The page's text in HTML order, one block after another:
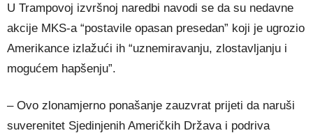
U Trampovoj izvršnoj naredbi navodi se da su nedavne
akcije MKS-a “postavile opasan presedan” koji je ugrozio
Amerikance izlažući ih “uznemiravanju, zlostavljanju i
mogućem hapšenju”.
– Ovo zlonamjerno ponašanje zauzvrat prijeti da naruši
suverenitet Sjedinjenih Američkih Država i podriva